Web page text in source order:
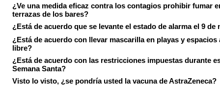
¿Ve una medida eficaz contra los contagios prohibir fumar
terrazas de los bares?
¿Está de acuerdo que se levante el estado de alarma el 9 de
¿Está de acuerdo con llevar mascarilla en playas y espacios
libre?
¿Está de acuerdo con las restricciones impuestas durante
Semana Santa?
Visto lo visto, ¿se pondría usted la vacuna de AstraZeneca?